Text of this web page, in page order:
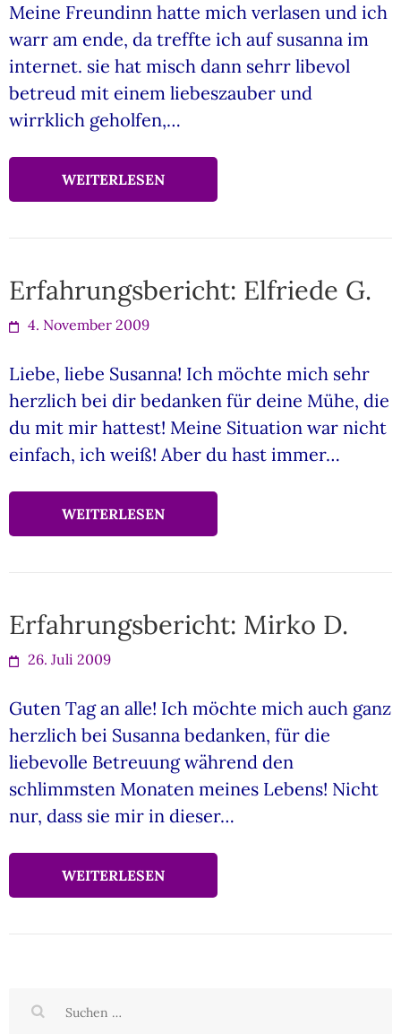
Meine Freundinn hatte mich verlasen und ich
warr am ende, da treffte ich auf susanna im
internet. sie hat misch dann sehrr libevol
betreud mit einem liebeszauber und
wirrklich geholfen,…
WEITERLESEN
Erfahrungsbericht: Elfriede G.
4. November 2009
Liebe, liebe Susanna! Ich möchte mich sehr
herzlich bei dir bedanken für deine Mühe, die
du mit mir hattest! Meine Situation war nicht
einfach, ich weiß! Aber du hast immer…
WEITERLESEN
Erfahrungsbericht: Mirko D.
26. Juli 2009
Guten Tag an alle! Ich möchte mich auch ganz
herzlich bei Susanna bedanken, für die
liebevolle Betreuung während den
schlimmsten Monaten meines Lebens! Nicht
nur, dass sie mir in dieser…
WEITERLESEN
Suchen